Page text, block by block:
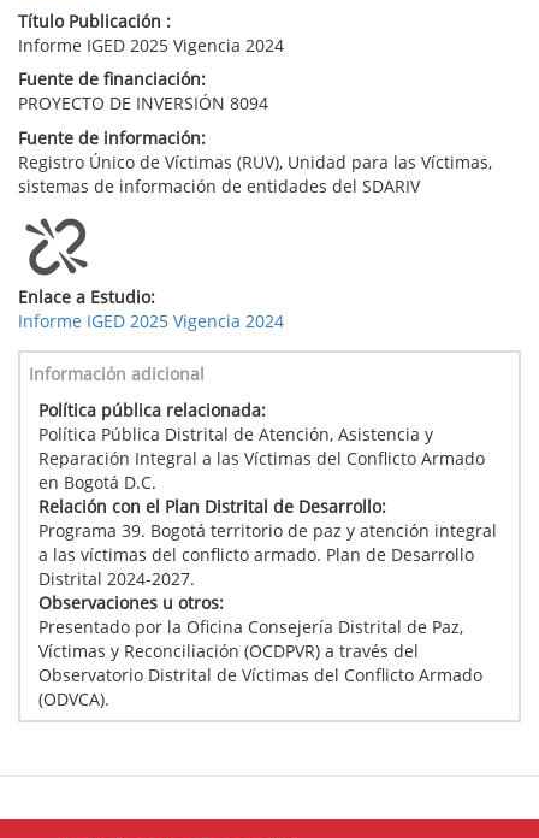
Título Publicación :
Informe IGED 2025 Vigencia 2024
Fuente de financiación:
PROYECTO DE INVERSIÓN 8094
Fuente de información:
Registro Único de Víctimas (RUV), Unidad para las Víctimas,
sistemas de información de entidades del SDARIV
Enlace a Estudio:
Informe IGED 2025 Vigencia 2024
Información adicional
Política pública relacionada:
Política Pública Distrital de Atención, Asistencia y
Reparación Integral a las Víctimas del Conflicto Armado
en Bogotá D.C.
Relación con el Plan Distrital de Desarrollo:
Programa 39. Bogotá territorio de paz y atención integral
a las víctimas del conflicto armado. Plan de Desarrollo
Distrital 2024-2027.
Observaciones u otros:
Presentado por la Oficina Consejería Distrital de Paz,
Víctimas y Reconciliación (OCDPVR) a través del
Observatorio Distrital de Víctimas del Conflicto Armado
(ODVCA).